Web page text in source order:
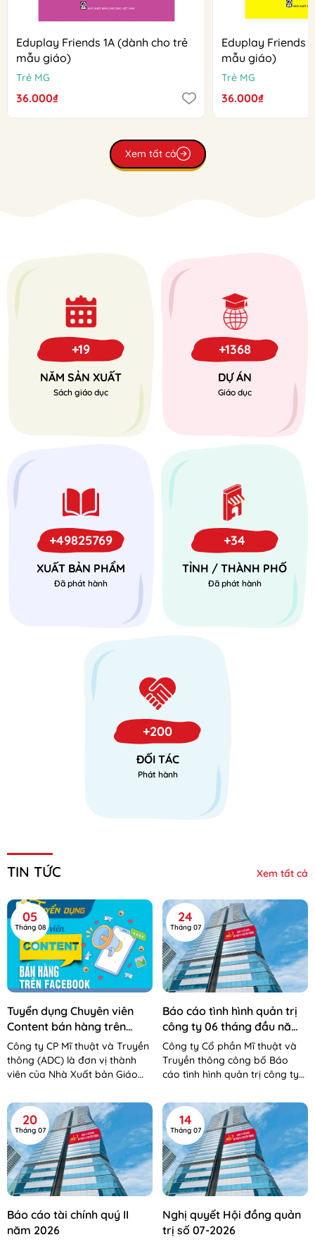
Eduplay Friends 1A (dành cho trẻ
mẫu giáo)
Trẻ MG
36.000₫
Eduplay Friends
mẫu giáo)
Trẻ MG
36.000₫
Xem tất cả
+19
NĂM SẢN XUẤT
Sách giáo dục
+1368
DỰ ÁN
Giáo dục
+49825769
XUẤT BẢN PHẨM
Đã phát hành
+34
TỈNH / THÀNH PHỐ
Đã phát hành
+200
ĐỐI TÁC
Phát hành
TIN TỨC Xem tất cả
05
Tháng 08
Tuyển dụng Chuyên viên
Content bán hàng trên
Facebook
Công ty CP Mĩ thuật và Truyền
thông (ADC) là đơn vị thành
viên của Nhà Xuất bản Giáo
Đào tạo. Công...
24
Tháng 07
Báo cáo tình hình quản trị
công ty 06 tháng đầu năm
2026
Công ty Cổ phần Mĩ thuật và
Truyền thông công bố Báo
cáo tình hình quản trị công ty
cáo tình hình QTCT 06 tháng...
20
Tháng 07
Báo cáo tài chính quý II
năm 2026
14
Tháng 07
Nghị quyết Hội đồng quản
trị số 07-2026